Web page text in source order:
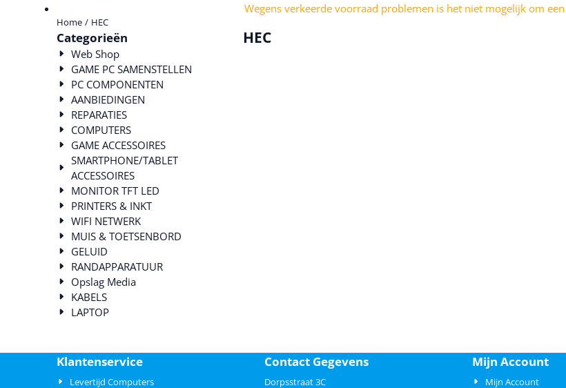
Wegens verkeerde voorraad problemen is het niet mogelijk om
Home / HEC
Categorieën
Web Shop
GAME PC SAMENSTELLEN
PC COMPONENTEN
AANBIEDINGEN
REPARATIES
COMPUTERS
GAME ACCESSOIRES
SMARTPHONE/TABLET
ACCESSOIRES
MONITOR TFT LED
PRINTERS & INKT
WIFI NETWERK
MUIS & TOETSENBORD
GELUID
RANDAPPARATUUR
Opslag Media
KABELS
LAPTOP
HEC
Klantenservice
Levertijd Computers
Contact Gegevens
Dorpsstraat 3C
Mijn Account
Mijn Account